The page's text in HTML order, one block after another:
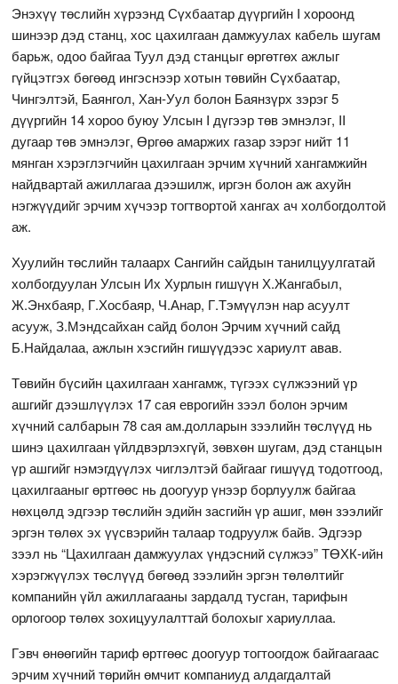
Энэхүү төслийн хүрээнд Сүхбаатар дүүргийн I хороонд
шинээр дэд станц, хос цахилгаан дамжуулах кабель шугам
барьж, одоо байгаа Туул дэд станцыг өргөтгөх ажлыг
гүйцэтгэх бөгөөд ингэснээр хотын төвийн Сүхбаатар,
Чингэлтэй, Баянгол, Хан-Уул болон Баянзүрх зэрэг 5
дүүргийн 14 хороо буюу Улсын I дүгээр төв эмнэлэг, II
дугаар төв эмнэлэг, Өргөө амаржих газар зэрэг нийт 11
мянган хэрэглэгчийн цахилгаан эрчим хүчний хангамжийн
найдвартай ажиллагаа дээшилж, иргэн болон аж ахуйн
нэгжүүдийг эрчим хүчээр тогтвортой хангах ач холбогдолтой
аж.
Хуулийн төслийн талаарх Сангийн сайдын танилцуулгатай
холбогдуулан Улсын Их Хурлын гишүүн Х.Жангабыл,
Ж.Энхбаяр, Г.Хосбаяр, Ч.Анар, Г.Тэмүүлэн нар асуулт
асууж, З.Мэндсайхан сайд болон Эрчим хүчний сайд
Б.Найдалаа, ажлын хэсгийн гишүүдээс хариулт авав.
Төвийн бүсийн цахилгаан хангамж, түгээх сүлжээний үр
ашгийг дээшлүүлэх 17 сая еврогийн зээл болон эрчим
хүчний салбарын 78 сая ам.долларын зээлийн төслүүд нь
шинэ цахилгаан үйлдвэрлэхгүй, зөвхөн шугам, дэд станцын
үр ашгийг нэмэгдүүлэх чиглэлтэй байгааг гишүүд тодотгоод,
цахилгааныг өртгөөс нь доогуур үнээр борлуулж байгаа
нөхцөлд эдгээр төслийн эдийн засгийн үр ашиг, мөн зээлийг
эргэн төлөх эх үүсвэрийн талаар тодруулж байв. Эдгээр
зээл нь “Цахилгаан дамжуулах үндэсний сүлжээ” ТӨХК-ийн
хэрэгжүүлэх төслүүд бөгөөд зээлийн эргэн төлөлтийг
компанийн үйл ажиллагааны зардалд тусган, тарифын
орлогоор төлөх зохицуулалттай болохыг хариуллаа.
Гэвч өнөөгийн тариф өртгөөс доогуур тогтоогдож байгаагаас
эрчим хүчний төрийн өмчит компаниуд алдагдалтай